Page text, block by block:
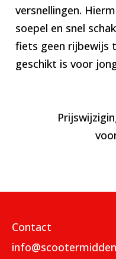
versnellingen.
soepel en snel
fiets geen rijbewijs
geschikt is voor
Contact